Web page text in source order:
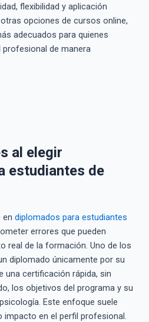
flexibilidad y aplicación
opciones de cursos online,
adecuados para quienes
de manera
al elegir
estudiantes de
en diplomados para estudiantes
errores que pueden
real de la formación. Uno de los
diplomado únicamente por su
una certificación rápida, sin
los objetivos del programa y su
Este enfoque suele
en el perfil profesional.